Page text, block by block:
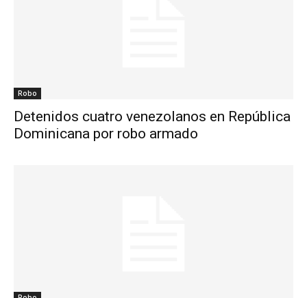
Robo
Detenidos cuatro venezolanos en República
Dominicana por robo armado